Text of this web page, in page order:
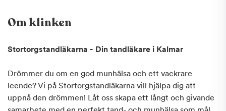
Om klinken
Stortorgstandläkarna - Din tandläkare i Kalmar
Drömmer du om en god munhälsa och ett vackrare
leende? Vi på Stortorgstandläkarna vill hjälpa dig att
uppnå den drömmen! Låt oss skapa ett långt och givande